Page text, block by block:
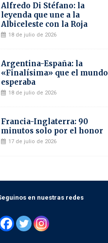
Alfredo Di Stéfano: la
leyenda que une a la
Albiceleste con la Roja
18 de julio de 2026
Argentina-España: la
«Finalísima» que el mundo
esperaba
18 de julio de 2026
Francia-Inglaterra: 90
minutos solo por el honor
17 de julio de 2026
en nuestras redes